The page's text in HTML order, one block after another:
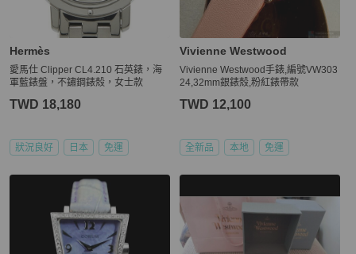
Hermès
愛馬仕 Clipper CL4.210 石英錶，海
軍藍錶盤，不鏽鋼錶殼，女士款
TWD 18,180
狀況良好 日本 免運
Vivienne Westwood
Vivienne Westwood手錶,編號VW303
24,32mm銀錶殼,粉紅錶帶款
TWD 12,100
全新品 本地 免運